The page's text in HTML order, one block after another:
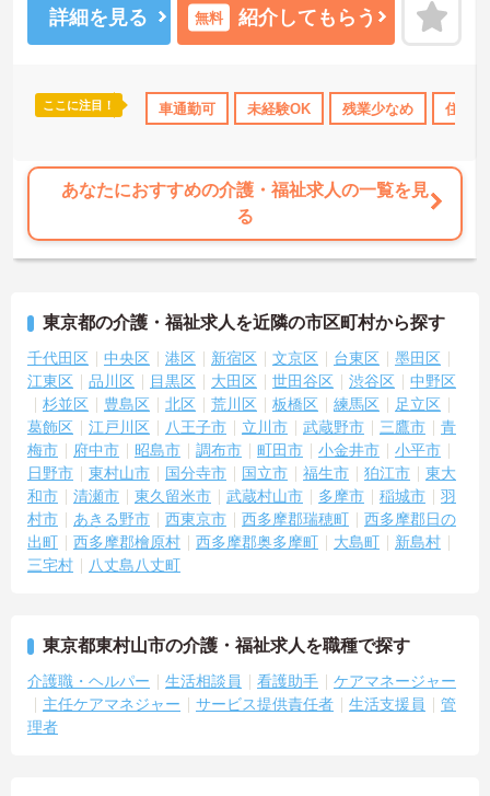
年間休日110日以上 ブランクOK 資格取得サポート
た、毎朝の情報共有ミーティングを通じてスタッフ同士の連携が強
化されており、平均勤続年数7.2年という高い定着率を実現していま
職への着実なステップアップが期待できます。定年65歳・再雇用70
歳までの継続雇用制度も完備されており、髪色やネイルが原則自由
★おすすめPOINT★
【特別報酬制度で、収入アップが期待できます】
・施設の業績や個人の評価に応じて賞与とは別に支給される特別報
酬制度があり、日々の頑張りが直接収入として還元されます。
【毎朝のミーティングで情報共有を徹底し、職種の垣根を超えて協
力し合える体制です 】
・スタッフ全員で毎朝お客様の体調や業務連絡を丁寧に共有するこ
とで、チーム全体でスムーズに連携できる仕組みが構築されていま
す。
・困った時もすぐに相談してフォローし合える風通しの良い職場と
なっており、平均勤続年数7.2年という高い定着率につながっていま
す。
【医療機関と連携した安心の体制のもと、専門的なケアスキルを磨
ける環境です】
・24時間体制で介護スタッフが常駐し、医療機関とも連携している
・資格取得に向けた研修や講習は勤務時間内で受講できる場合が多
く、プライベートの負担を抑えながら着実に専門性を高められま
す。
【リフレッシュ休暇17日や自由な身だしなみ規定で、自分らしく無
詳細を見る 無料 紹介してもらう
ここに注目！ 車通勤可 未経験OK 残業少なめ 住宅
あなたにおすすめの介護・福祉求人の一覧を見
る
東京都の介護・福祉求人を近隣の市区町村から探す
千代田区 中央区 港区 新宿区 文京区 台東区
墨田区
江東区
品川区 目黒区 大田区 世田谷区 渋谷区
中野区
杉並区
豊島区 北区 荒川区 板橋区 練馬区
足立区
葛飾区
江戸川区 八王子市 立川市 武蔵野市 三鷹市
青
梅市
府中市 昭島市 調布市 町田市 小金井市
小平市
日野市
東村山市 国分寺市 国立市 福生市 狛江市
東大
和市
清瀬市 東久留米市 武蔵村山市 多摩市 稲城市
羽
村市
あきる野市 西東京市 西多摩郡瑞穂町
西多摩郡日の
出町
西多摩郡檜原村 西多摩郡奥多摩町 大島町
新島村
三宅村
八丈島八丈町
東京都東村山市の介護・福祉求人を職種で探す
介護職・ヘルパー 生活相談員 看護助手
ケアマネージャー
主任ケアマネジャー
サービス提供責任者 生活支援員
管
理者